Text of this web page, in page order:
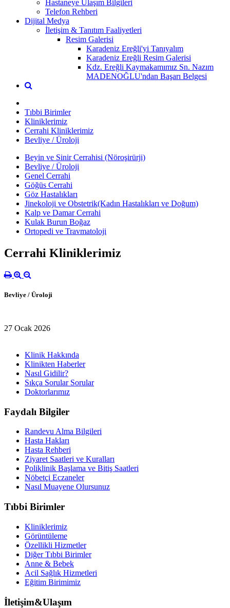
Hastaneye Ulaşım Bilgileri
Telefon Rehberi
Dijital Medya
İletişim & Tanıtım Faaliyetleri
Resim Galerisi
Karadeniz Ereğli'yi Tanıyalım
Karadeniz Ereğli Resim Galerisi
Kdz. Ereğli Kaymakamımız Sn. Nazım
MADENOĞLU'ndan Başarı Belgesi
Tıbbi Birimler
Kliniklerimiz
Cerrahi Kliniklerimiz
Bevliye / Üroloji
Beyin ve Sinir Cerrahisi (Nöroşirürji)
Bevliye / Üroloji
Genel Cerrahi
Göğüs Cerrahi
Göz Hastalıkları
Jinekoloji ve Obstetrik(Kadın Hastalıkları ve Doğum)
Kalp ve Damar Cerrahi
Kulak Burun Boğaz
Ortopedi ve Travmatoloji
Cerrahi Kliniklerimiz
Bevliye / Üroloji
27 Ocak 2026
Klinik Hakkında
Klinikten Haberler
Nasıl Gidilir?
Sıkça Sorular Sorular
Doktorlarımız
Faydalı Bilgiler
Randevu Alma Bilgileri
Hasta Hakları
Hasta Rehberi
Ziyaret Saatleri ve Kuralları
Poliklinik Başlama ve Bitiş Saatleri
Nöbetçi Eczaneler
Nasıl Muayene Olursunuz
Tıbbi Birimler
Kliniklerimiz
Görüntüleme
Özellikli Hizmetler
Diğer Tıbbi Birimler
Anne & Bebek
Acil Sağlık Hizmetleri
Eğitim Birimimiz
İletişim&Ulaşım